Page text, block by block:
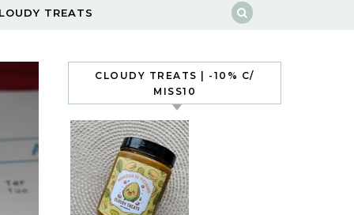
TREATS
CLOUDY TREATS | -10% C/
MISS10